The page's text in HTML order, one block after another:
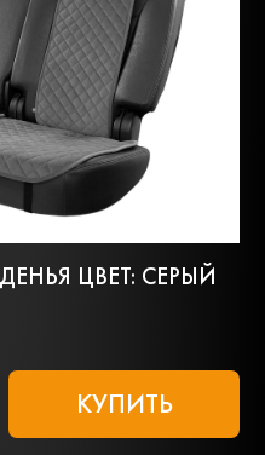
ЦВЕТ: СЕРЫЙ
КУПИТЬ